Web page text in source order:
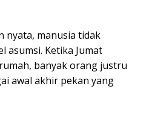
nyata, manusia tidak
asumsi. Ketika Jumat
banyak orang justru
awal akhir pekan yang